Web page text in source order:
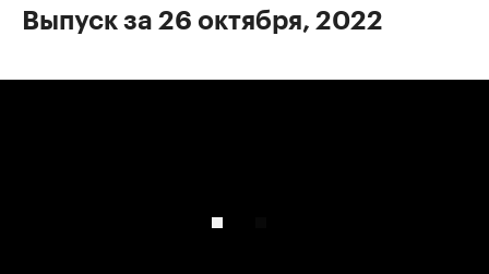
Выпуск за 26 октября, 2022